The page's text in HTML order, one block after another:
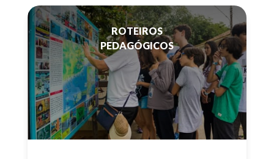
ROTEIROS
PEDAGÓGICOS